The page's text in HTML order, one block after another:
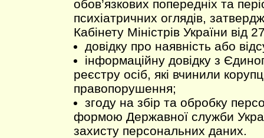
обов’язкових попередніх та
психіатричних оглядів,
Кабінету Міністрів України
довідку про наявність або
інформаційну довідку з
реєстру осіб, які вчинили
правопорушення;
згоду на збір та обробку
формою Державної служби
захисту персональних даних.